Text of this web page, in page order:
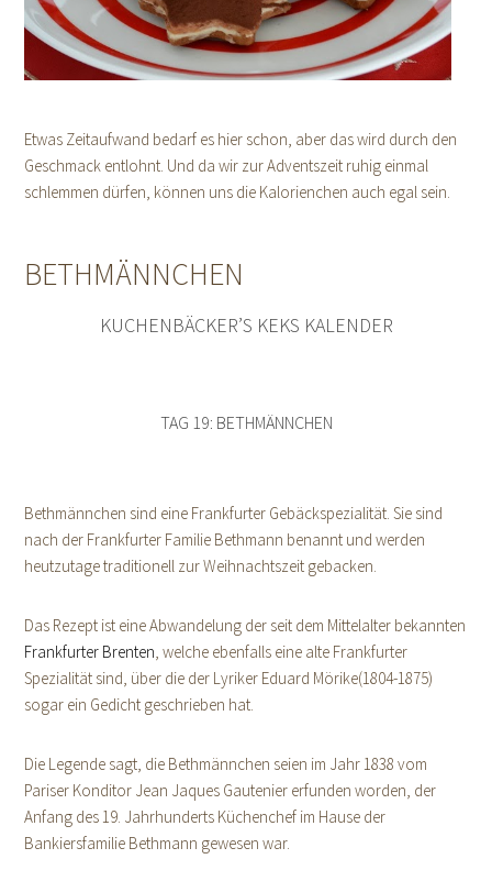
Etwas Zeitaufwand bedarf es hier schon, aber das wird durch den
Geschmack entlohnt. Und da wir zur Adventszeit ruhig einmal
schlemmen dürfen, können uns die Kalorienchen auch egal sein.
BETHMÄNNCHEN
KUCHENBÄCKER’S KEKS KALENDER
TAG 19: BETHMÄNNCHEN
Bethmännchen sind eine Frankfurter Gebäckspezialität. Sie sind
nach der Frankfurter Familie Bethmann benannt und werden
heutzutage traditionell zur Weihnachtszeit gebacken.
Das Rezept ist eine Abwandelung der seit dem Mittelalter bekannten
Frankfurter Brenten, welche ebenfalls eine alte Frankfurter
Spezialität sind, über die der Lyriker Eduard Mörike(1804-1875)
sogar ein Gedicht geschrieben hat.
Die Legende sagt, die Bethmännchen seien im Jahr 1838 vom
Pariser Konditor Jean Jaques Gautenier erfunden worden, der
Anfang des 19. Jahrhunderts Küchenchef im Hause der
Bankiersfamilie Bethmann gewesen war.